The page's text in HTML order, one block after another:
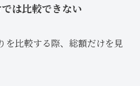
は比較できない
を比較する際、総額だけを見